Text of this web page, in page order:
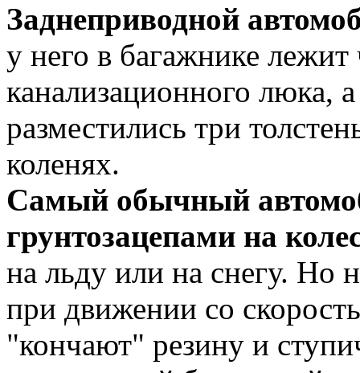
Заднеприводной
у него в багажнике
канализационного люка,
разместились три
коленях.
Самый обычный
грунтозацепами на
на льду или на снегу. Но
при движении со
"кончают" резину и